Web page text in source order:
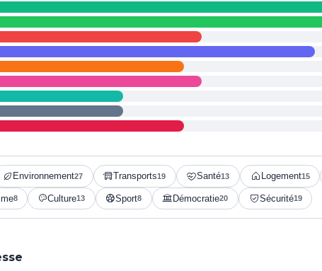
Environnement27 Transports19 Santé13 Logement15
8 Culture13 Sport8 Démocratie20 Sécurité19